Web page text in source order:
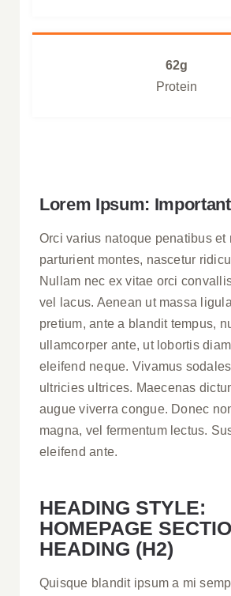
62g
Protein
Lorem Ipsum:
Orci varius natoque penatibus et
parturient montes, nascetur
Nullam nec ex vitae orci
vel lacus. Aenean ut massa
pretium, ante a blandit tempus,
ullamcorper ante, ut lobortis
eleifend neque. Vivamus
ultricies ultrices. Maecenas
augue viverra congue. Donec
magna, vel fermentum lectus.
eleifend ante.
HEADING STYLE:
HOMEPAGE
HEADING (H2)
Quisque blandit ipsum a mi